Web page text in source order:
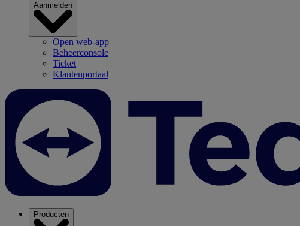
Aanmelden
Open web-app
Beheerconsole
Ticket
Klantenportaal
Producten